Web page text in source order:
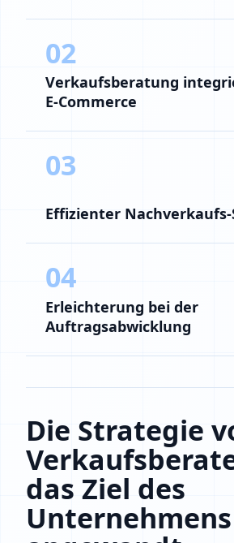
02
Verkaufsberatung
E-Commerce
03
Effizienter
04
Erleichterung bei der
Auftragsabwicklung
Die Strategie
das Ziel des
Unternehmens